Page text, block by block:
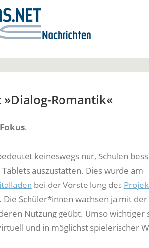
Romantik«
.
keineswegs nur, Schulen
auszustatten. Dies wurde am
bei der Vorstellung des
Schüler*innen wachsen ja mit der
Nutzung geübt. Umso wichtiger
und in möglichst spielerischer